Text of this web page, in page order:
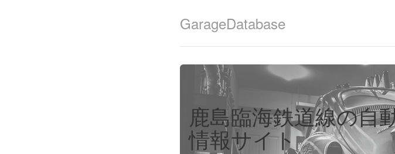
GarageDatabase
鹿島臨海鉄道線の自
情報サイト